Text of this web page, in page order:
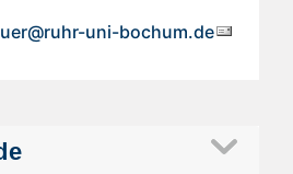
uni-bochum.de